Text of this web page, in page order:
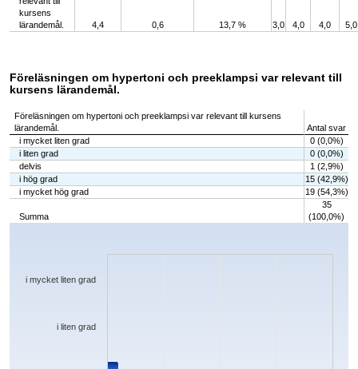
kursens
lärandemål.
4,4 0,6 13,7 % 3,0 4,0 4,0 5,0
Föreläsningen om hypertoni och preeklampsi var relevant till
kursens lärandemål.
Föreläsningen om hypertoni och preeklampsi var relevant till kursens
lärandemål.
Antal svar
i mycket liten grad
0 (0,0%)
i liten grad
0 (0,0%)
delvis
1 (2,9%)
i hög grad
15 (42,9%)
i mycket hög grad
19 (54,3%)
Summa
35
(100,0%)
Chart
The chart has 1 X axis displaying categories.
i liten grad
i mycket liten grad